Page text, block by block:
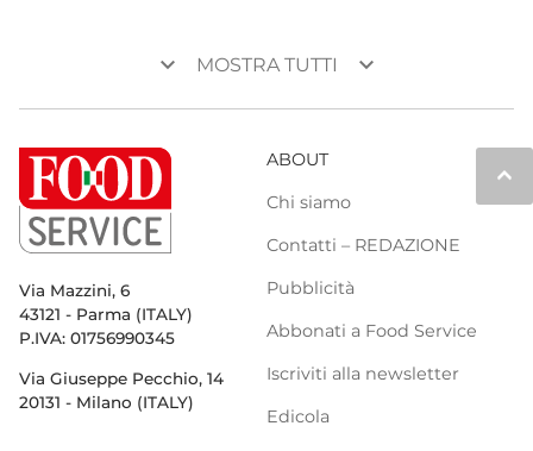
keyboard_arrow_down MOSTRA TUTTI keyboard_arrow_down
keyboard_arrow_up
Via Mazzini, 6
43121 - Parma (ITALY)
P.IVA: 01756990345
Via Giuseppe Pecchio, 14
20131 - Milano (ITALY)
ABOUT
Chi siamo
Contatti – REDAZIONE
Pubblicità
Abbonati a Food Service
Iscriviti alla newsletter
Edicola